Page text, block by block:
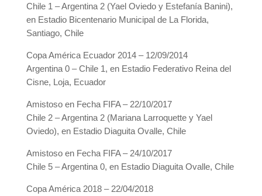
Chile 1 – Argentina 2 (Yael Oviedo y Estefanía Banini),
en Estadio Bicentenario Municipal de La Florida,
Santiago, Chile
Copa América Ecuador 2014 – 12/09/2014
Argentina 0 – Chile 1, en Estadio Federativo Reina del
Cisne, Loja, Ecuador
Amistoso en Fecha FIFA – 22/10/2017
Chile 2 – Argentina 2 (Mariana Larroquette y Yael
Oviedo), en Estadio Diaguita Ovalle, Chile
Amistoso en Fecha FIFA – 24/10/2017
Chile 5 – Argentina 0, en Estadio Diaguita Ovalle, Chile
Copa América 2018 – 22/04/2018